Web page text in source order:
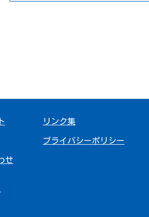
せ
リンク集
プライバシーポリシー